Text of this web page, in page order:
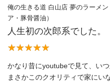
俺の生きる道 白山店 夢のラーメ
ア・豚骨醤油）
人生初の次郎系でした。
かなり昔にyoutubeで見て、い
まさかこのクオリティで家にい